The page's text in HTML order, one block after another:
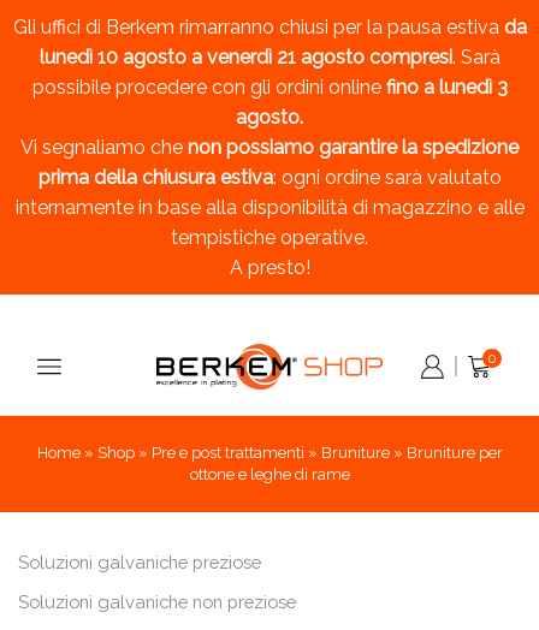
Gli uffici di Berkem rimarranno chiusi per la pausa estiva da
lunedì 10 agosto a venerdì 21 agosto compresi. Sarà
possibile procedere con gli ordini online fino a lunedì 3
agosto.
Vi segnaliamo che non possiamo garantire la spedizione
prima della chiusura estiva: ogni ordine sarà valutato
internamente in base alla disponibilità di magazzino e alle
tempistiche operative.
A presto!
0
Home» Shop» Pre e post trattamenti » Bruniture» Bruniture per
ottone e leghe di rame
Soluzioni galvaniche preziose
Soluzioni galvaniche non preziose